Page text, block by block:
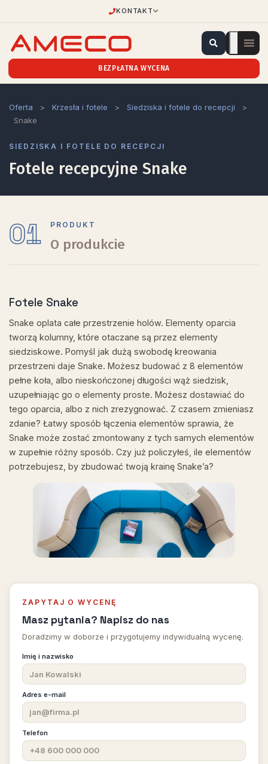
KONTAKT
BEZPŁATNA WYCENA
Oferta > Krzesła i fotele > Siedziska i fotele do recepcji
>
Snake
SIEDZISKA I FOTELE DO RECEPCJI
Fotele recepcyjne Snake
01 PRODUKT
O produkcie
Fotele Snake
Snake oplata całe przestrzenie holów. Elementy oparcia
tworzą kolumny, które otaczane są przez elementy
siedziskowe. Pomyśl jak dużą swobodę kreowania
przestrzeni daje Snake. Możesz budować z 8 elementów
pełne koła, albo nieskończonej długości wąż siedzisk,
uzupełniając go o elementy proste. Możesz dostawiać do
tego oparcia, albo z nich zrezygnować. Z czasem zmieniasz
zdanie? Łatwy sposób łączenia elementów sprawia, że
Snake może zostać zmontowany z tych samych elementów
w zupełnie różny sposób. Czy już policzyłeś, ile elementów
potrzebujesz, by zbudować twoją krainę Snake’a?
ZAPYTAJ O WYCENĘ
Masz pytania? Napisz do nas
Doradzimy w doborze i przygotujemy indywidualną wycenę.
Imię i nazwisko
Adres e-mail
Telefon